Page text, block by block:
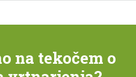
na tekočem o